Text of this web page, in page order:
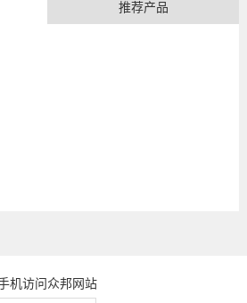
推荐产品
机访问众邦网站